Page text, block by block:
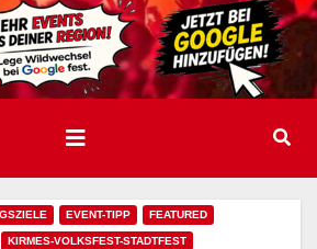
EVENT-TIPP FEATURED
KIRMES-VOLKSFEST-STADTFEST